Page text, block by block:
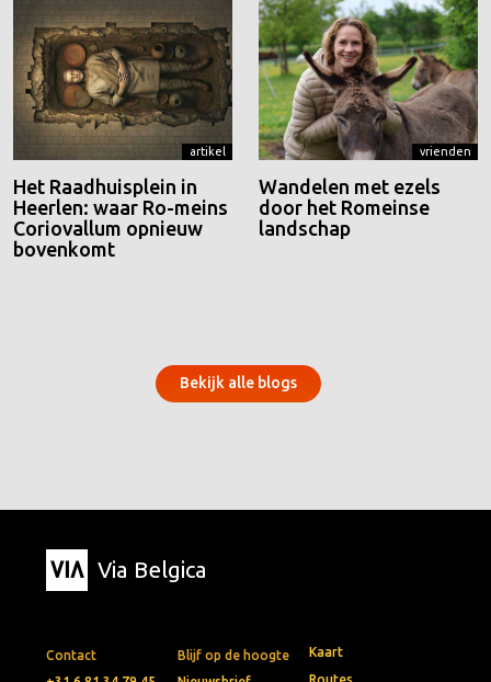
artikel
Het Raadhuisplein in
Heerlen: waar Ro-meins
Coriovallum opnieuw
bovenkomt
vrienden
Wandelen met ezels
door het Romeinse
landschap
Bekijk alle blogs
Via Belgica
Contact
Blijf op de hoogte
Kaart
Routes